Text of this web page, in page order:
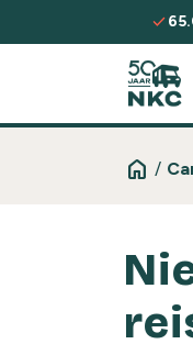
Spring naar de inhoud
check
home /